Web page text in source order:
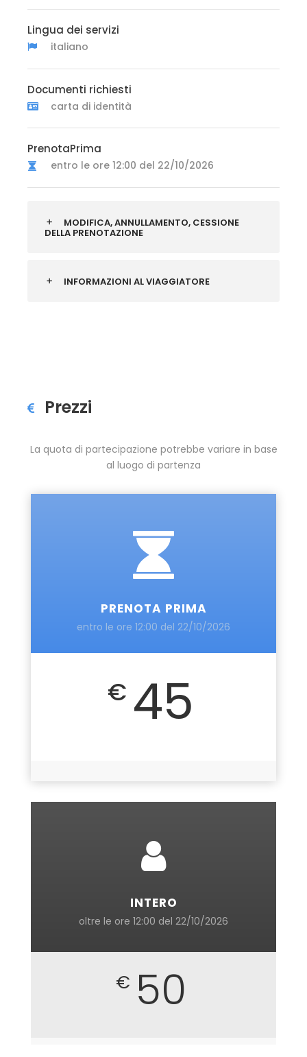
Lingua dei servizi
italiano
Documenti richiesti
carta di identità
PrenotaPrima
entro le ore 12:00 del 22/10/2026
MODIFICA, ANNULLAMENTO, CESSIONE
DELLA PRENOTAZIONE
INFORMAZIONI AL VIAGGIATORE
Prezzi
La quota di partecipazione potrebbe variare in base
al luogo di partenza
PRENOTA PRIMA
entro le ore 12:00 del 22/10/2026
€ 45
INTERO
oltre le ore 12:00 del 22/10/2026
€ 50